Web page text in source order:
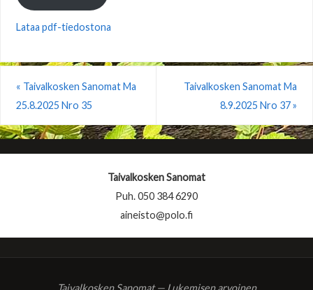
Lataa pdf-tiedostona
« Taivalkosken Sanomat Ma
25.8.2025 Nro 35
Taivalkosken Sanomat Ma
8.9.2025 Nro 37»
Taivalkosken Sanomat
Puh. 050 384 6290
aineisto@polo.fi
Taivalkosken Sanomat — Lukemisen arvoinen